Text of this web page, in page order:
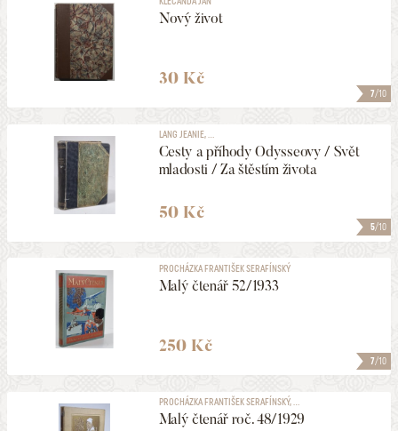
7/10
Nový život
30 Kč
5/10
LANG JEANIE, ...
Cesty a příhody Odysseovy / Svět
mladosti / Za štěstím života
50 Kč
7/10
PROCHÁZKA FRANTIŠEK SERAFÍNSKÝ
Malý čtenář 52/1933
250 Kč
PROCHÁZKA FRANTIŠEK SERAFÍNSKÝ, ...
Malý čtenář roč. 48/1929